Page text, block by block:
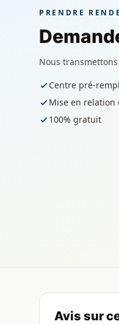
PRENDRE
Nous
Centre pré-
Mise en relation
100% gratuit
Avis sur